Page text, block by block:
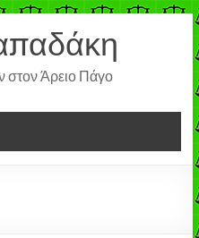
στον Άρειο Πάγο